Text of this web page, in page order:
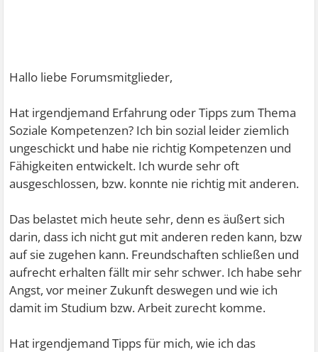
Hallo liebe Forumsmitglieder,
Hat irgendjemand Erfahrung oder Tipps zum Thema
Soziale Kompetenzen? Ich bin sozial leider ziemlich
ungeschickt und habe nie richtig Kompetenzen und
Fähigkeiten entwickelt. Ich wurde sehr oft
ausgeschlossen, bzw. konnte nie richtig mit anderen.
Das belastet mich heute sehr, denn es äußert sich
darin, dass ich nicht gut mit anderen reden kann, bzw
auf sie zugehen kann. Freundschaften schließen und
aufrecht erhalten fällt mir sehr schwer. Ich habe sehr
Angst, vor meiner Zukunft deswegen und wie ich
damit im Studium bzw. Arbeit zurecht komme.
Hat irgendjemand Tipps für mich, wie ich das